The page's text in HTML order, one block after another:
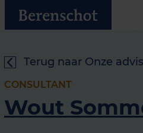
Terug naar Onze
CONSULTANT
Wout